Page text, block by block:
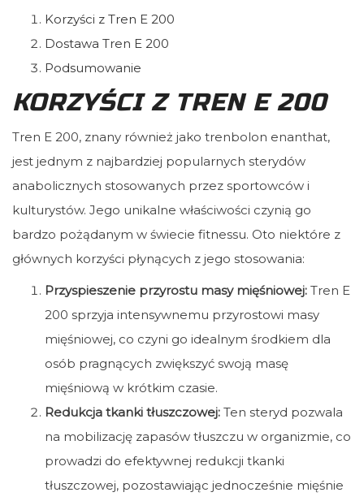
Korzyści z Tren E 200
Dostawa Tren E 200
Podsumowanie
KORZYŚCI Z TREN E 200
Tren E 200, znany również jako trenbolon enanthat,
jest jednym z najbardziej popularnych sterydów
anabolicznych stosowanych przez sportowców i
kulturystów. Jego unikalne właściwości czynią go
bardzo pożądanym w świecie fitnessu. Oto niektóre z
głównych korzyści płynących z jego stosowania:
Przyspieszenie przyrostu masy mięśniowej: Tren E
200 sprzyja intensywnemu przyrostowi masy
mięśniowej, co czyni go idealnym środkiem dla
osób pragnących zwiększyć swoją masę
mięśniową w krótkim czasie.
Redukcja tkanki tłuszczowej: Ten steryd pozwala
na mobilizację zapasów tłuszczu w organizmie, co
prowadzi do efektywnej redukcji tkanki
tłuszczowej, pozostawiając jednocześnie mięśnie